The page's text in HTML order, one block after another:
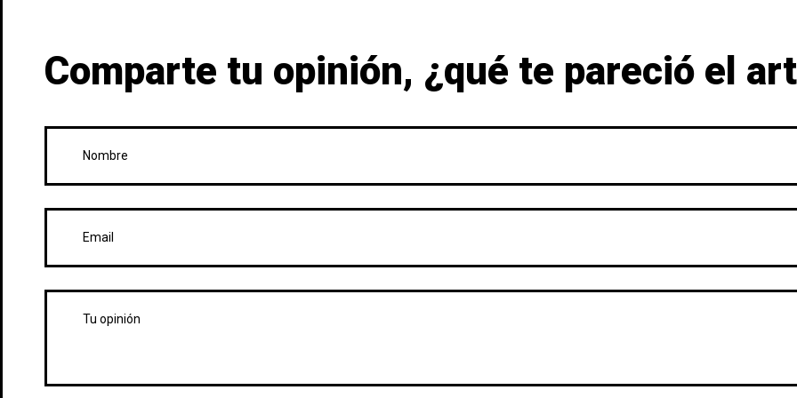
Comparte tu opinión, ¿qué te pareció el